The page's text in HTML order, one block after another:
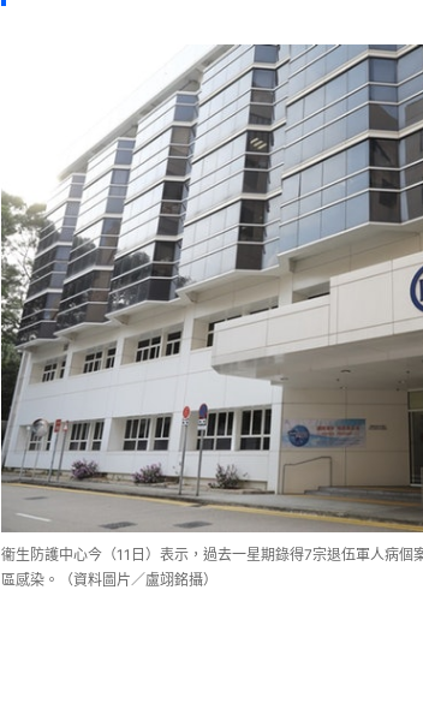
衞生防護中心今（11日）表示，過去一星期錄得7宗退伍軍人病
區感染。（資料圖片／盧翊銘攝）